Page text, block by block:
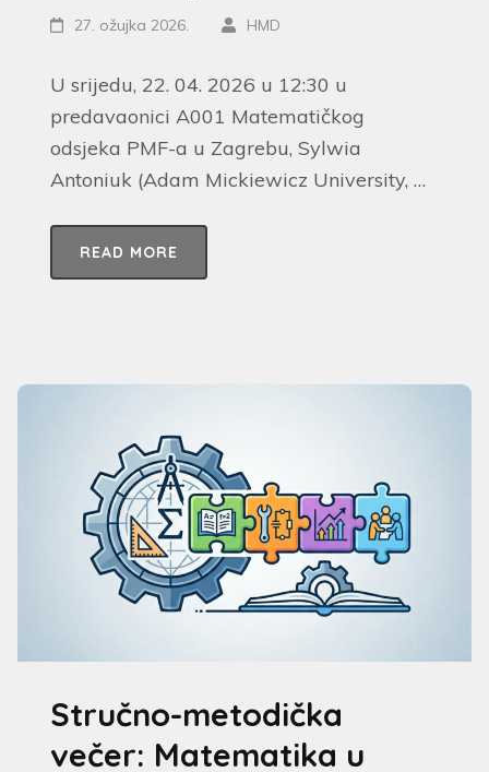
27. ožujka 2026. HMD
U srijedu, 22. 04. 2026 u 12:30 u
predavaonici A001 Matematičkog
odsjeka PMF-a u Zagrebu, Sylwia
Antoniuk (Adam Mickiewicz University, …
READ MORE
Stručno-metodička
večer: Matematika u